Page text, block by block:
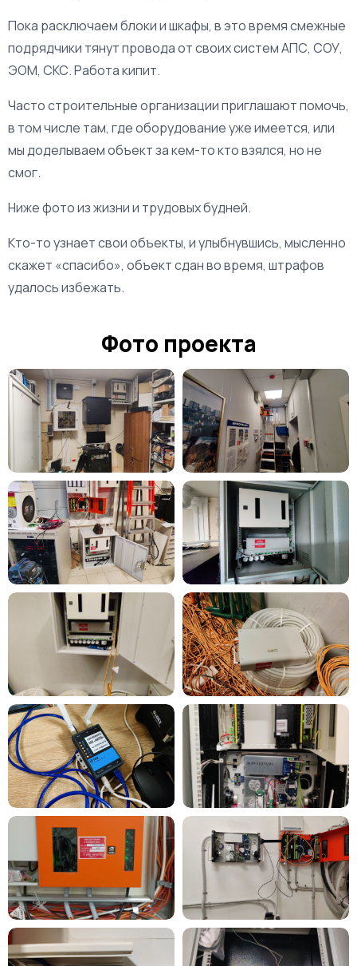
Пока расключаем блоки и шкафы, в это время смежные
подрядчики тянут провода от своих систем АПС, СОУ,
ЭОМ, СКС. Работа кипит.
Часто строительные организации приглашают помочь,
в том числе там, где оборудование уже имеется, или
мы доделываем объект за кем-то кто взялся, но не
смог.
Ниже фото из жизни и трудовых будней.
Кто-то узнает свои объекты, и улыбнувшись, мысленно
скажет «спасибо», объект сдан во время, штрафов
удалось избежать.
Фото проекта